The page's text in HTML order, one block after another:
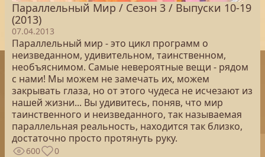
Параллельный Мир / Сезон 3 / Выпуски 10-19
(2013)
07.04.2013
Параллельный мир - это цикл программ о
неизведанном, удивительном, таинственном,
необъяснимом. Самые невероятные вещи - рядом
с нами! Мы можем не замечать их, можем
закрывать глаза, но от этого чудеса не исчезают из
нашей жизни... Вы удивитесь, поняв, что мир
таинственного и неизведанного, так называемая
параллельная реальность, находится так близко,
достаточно просто протянуть руку.
600 0